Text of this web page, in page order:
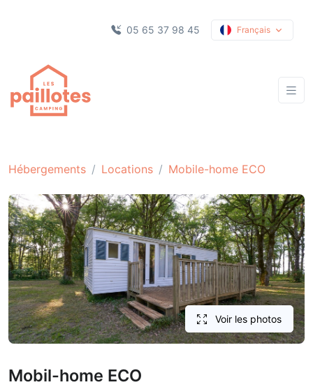
05 65 37 98 45 Français
Hébergements Locations Mobile-home ECO
Voir les photos
Mobil-home ECO